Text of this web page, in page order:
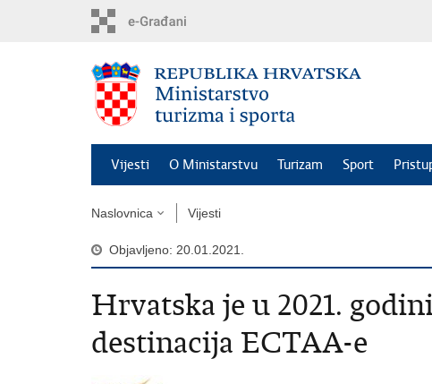
Vijesti O Ministarstvu Turizam Sport
Naslovnica Vijesti
Objavljeno: 20.01.2021.
​Hrvatska je u 2021.
destinacija ECTAA-e